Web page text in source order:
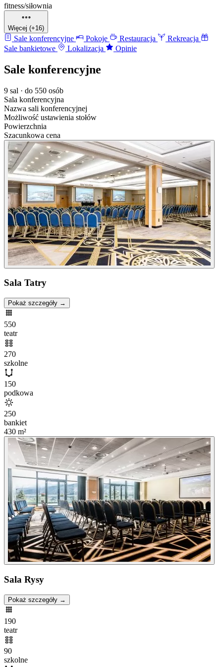
fitness/siłownia
Więcej (+16)
Sale konferencyjne Pokoje Restauracja
Rekreacja
Sale bankietowe
Lokalizacja Opinie
Sale konferencyjne
9 sal · do 550 osób
Sala konferencyjna
Nazwa sali konferencyjnej
Możliwość ustawienia stołów
Powierzchnia
Szacunkowa cena
Sala Tatry
Pokaż szczegóły →
550
teatr
270
szkolne
150
podkowa
250
bankiet
430 m²
Sala Rysy
Pokaż szczegóły →
190
teatr
90
szkolne